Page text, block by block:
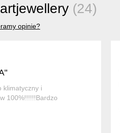
(24)
opinie?
klimatyczny i
100%!!!!!!Bardzo